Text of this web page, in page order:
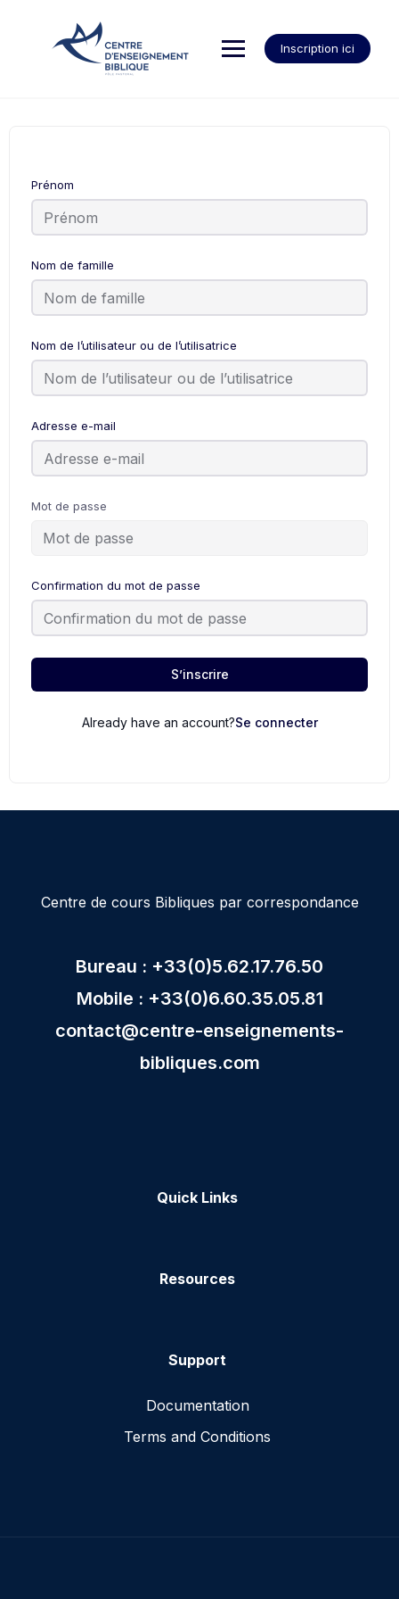
Inscription ici
Prénom
Nom de famille
Nom de l’utilisateur ou de l’utilisatrice
Adresse e-mail
Mot de passe
Confirmation du mot de passe
S’inscrire
Already have an account?Se connecter
Centre de cours Bibliques par correspondance
Bureau : +33(0)5.62.17.76.50
Mobile : +33(0)6.60.35.05.81
contact@centre-enseignements-
bibliques.com
Quick Links
Resources
Support
Documentation
Terms and Conditions